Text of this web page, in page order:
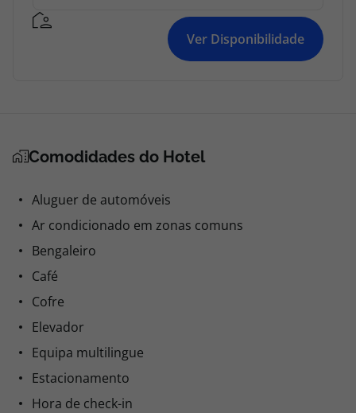
Ver Disponibilidade
Comodidades do Hotel
Aluguer de automóveis
Ar condicionado em zonas comuns
Bengaleiro
Café
Cofre
Elevador
Equipa multilingue
Estacionamento
Hora de check-in